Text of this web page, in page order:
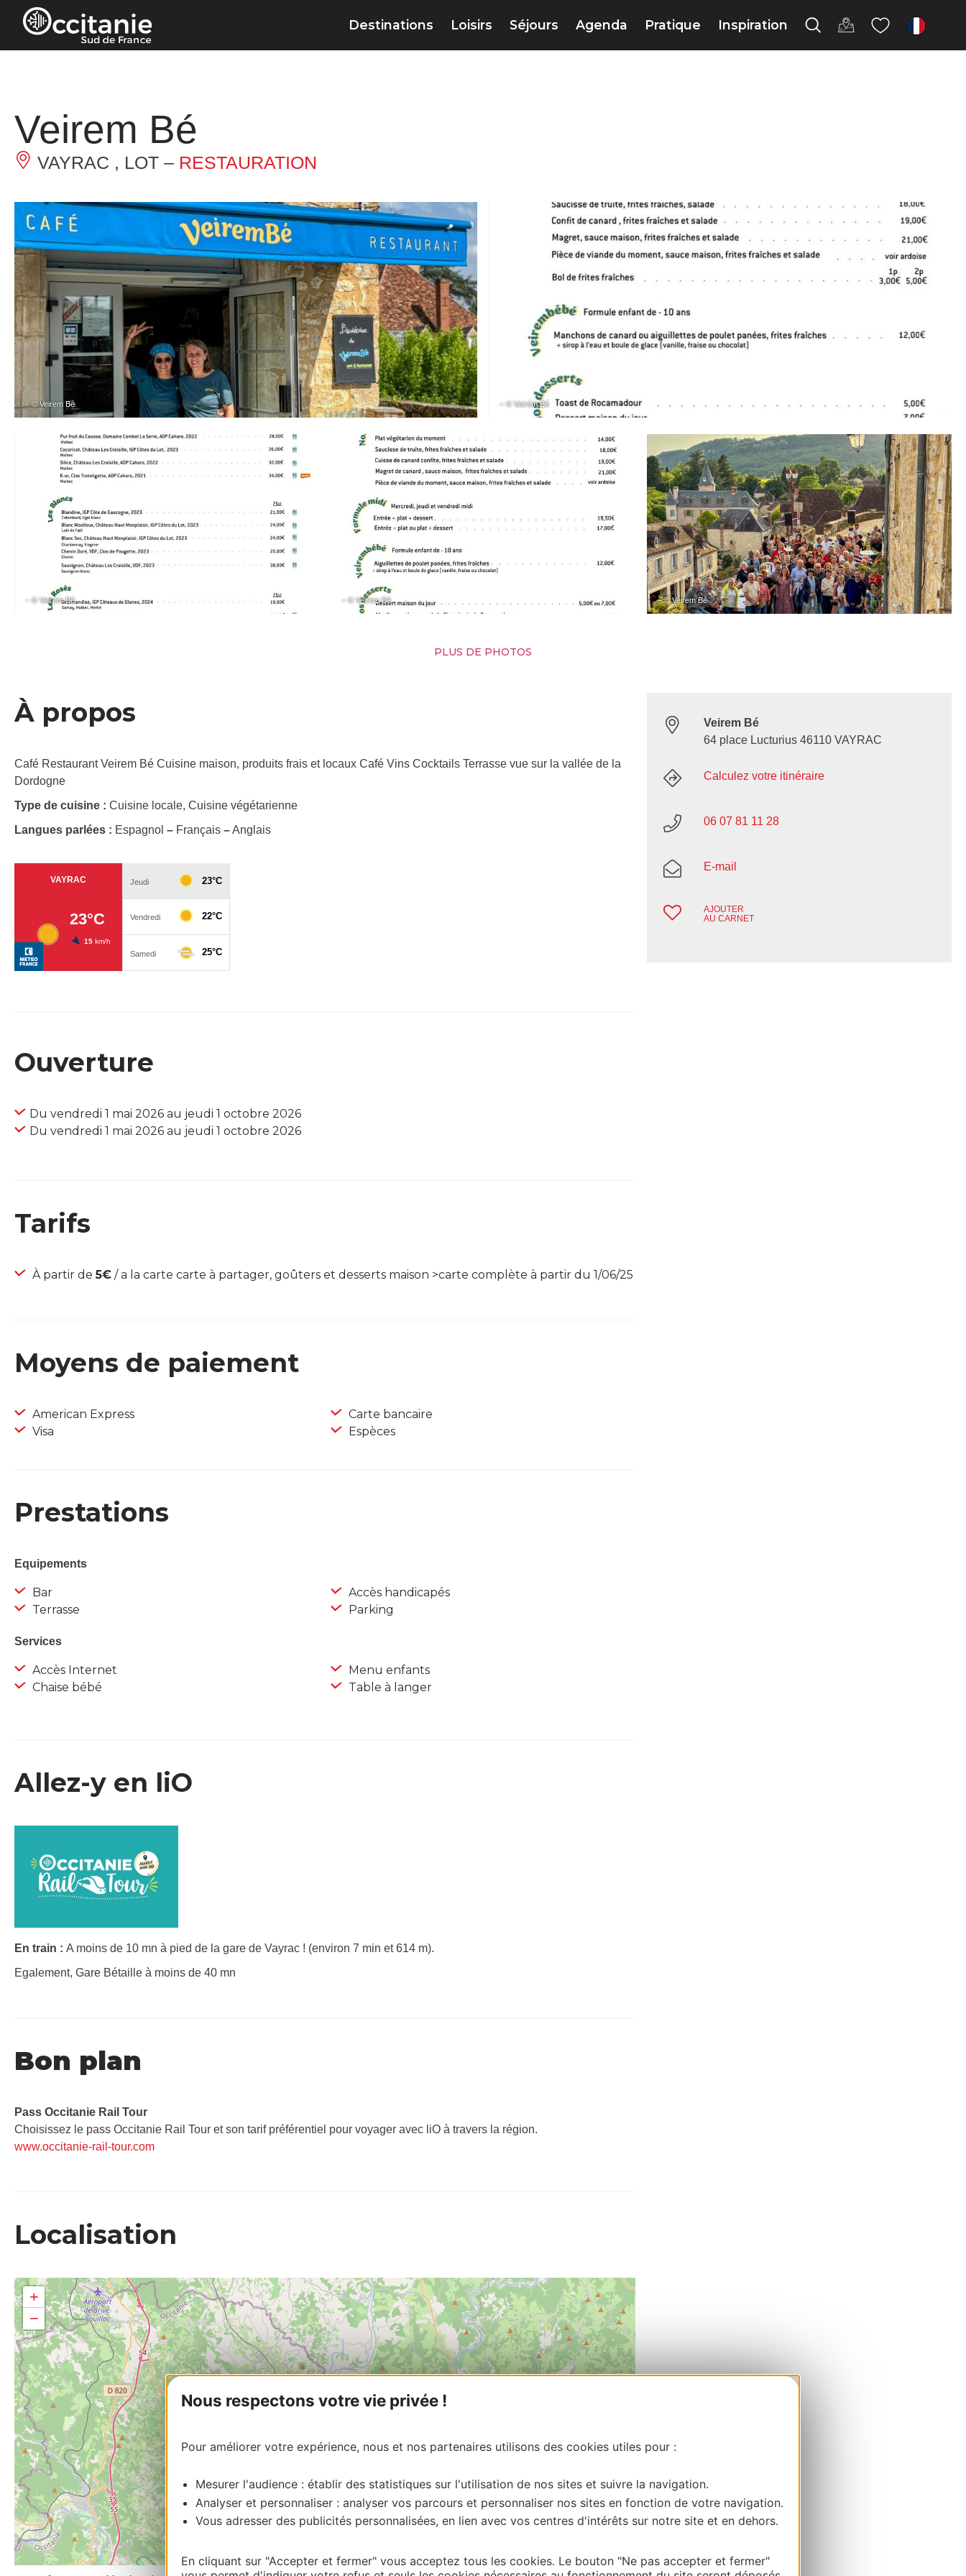
Panneau de gestion des cookies
Nous respectons votre vie privée !
Pour améliorer votre expérience, nous et nos partenaires utilisons des cookies utiles pour :
Mesurer l'audience : établir des statistiques sur l'utilisation de nos sites et suivre la navigation.
Analyser et personnaliser : analyser vos parcours et personnaliser nos sites en fonction de votre navigation.
Vous adresser des publicités personnalisées, en lien avec vos centres d'intérêts sur notre site et en dehors.
En cliquant sur "Accepter et fermer" vous acceptez tous les cookies. Le bouton "Ne pas accepter et fermer"
Destinations Loisirs Séjours Agenda Pratique Inspiration fr
Veirem Bé
VAYRAC , LOT – RESTAURATION
– © Veirem Bé – © Veirém Bé
– © Veirem Bé – © Veirem Bé – © Veirem Bé
PLUS DE PHOTOS
À propos
Café Restaurant Veirem Bé Cuisine maison, produits frais et locaux Café Vins Cocktails Terrasse vue sur la vallée de la
Dordogne
Type de cuisine : Cuisine locale, Cuisine végétarienne
Langues parlées : Espagnol – Français –Anglais
Ouverture
Du vendredi 1 mai 2026 au jeudi 1 octobre 2026
Du vendredi 1 mai 2026 au jeudi 1 octobre 2026
Tarifs
À partir de5€ / a la carte carte à partager, goûters et desserts maison >carte complète à partir du 1/06/25
Moyens de paiement
American Express
Visa
Carte bancaire
Espèces
Prestations
Equipements
Bar
Terrasse
Accès handicapés
Parking
Services
Accès Internet
Chaise bébé
Menu enfants
Table à langer
Allez-y en liO
En train : A moins de 10 mn à pied de la gare de Vayrac ! (environ 7 min et 614 m).
Egalement, Gare Bétaille à moins de 40 mn
Bon plan
Pass Occitanie Rail Tour​
Choisissez le pass Occitanie Rail Tour et son tarif préférentiel pour voyager avec liO à travers la région.
www.occitanie-rail-tour.com
Localisation
+
−
Leaflet| Map data ©OpenStreetMap contributors
Veirem Bé
64 place Lucturius 46110 VAYRAC
Calculez votre itinéraire
06 07 81 11 28
E-mail
AJOUTER
AU CARNET